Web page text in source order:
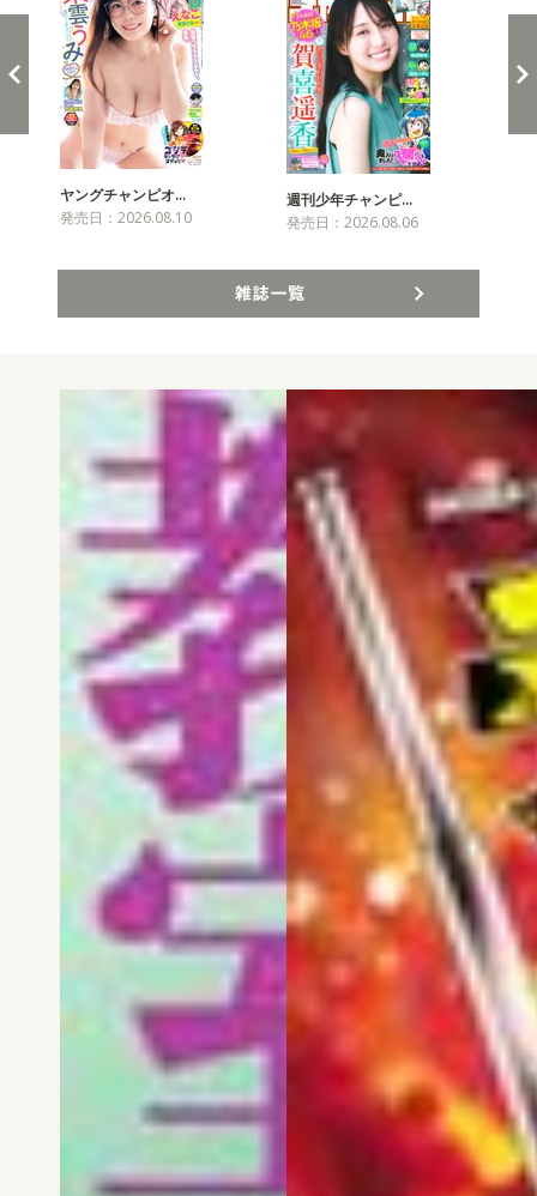
ヤングチャンピオ…
発売日：2026.08.10
週刊少年チャンピ…
発売日：2026.08.06